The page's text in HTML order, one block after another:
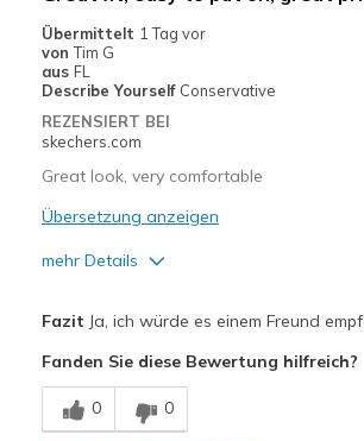
Übermittelt 1 Tag vor
von Tim G
aus FL
Describe Yourself Conservative
REZENSIERT BEI
skechers.com
Great look, very comfortable
Übersetzung anzeigen
mehr Details
Comfortable
Stylish
Fazit Ja, ich würde es einem Freund
Fanden Sie diese Bewertung hilfreich?
0 0